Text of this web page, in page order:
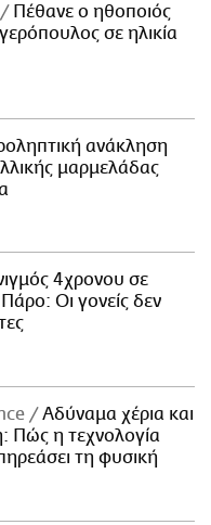
Πέθανε ο ηθοποιός
σε ηλικία
ανάκληση
μαρμελάδας
4χρονου σε
Πάρο: Οι γονείς δεν
Αδύναμα χέρια και
Πώς η τεχνολογία
τη φυσική